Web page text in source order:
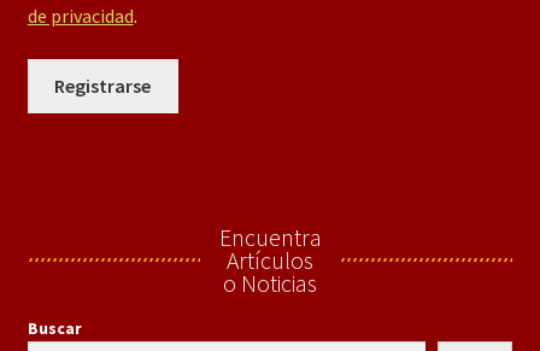
de privacidad.
Registrarse
Encuentra
Artículos
o Noticias
Buscar